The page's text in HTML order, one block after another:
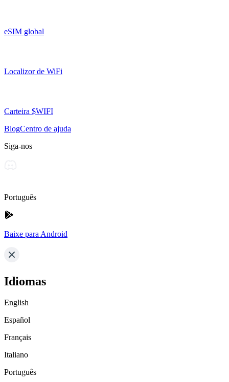
eSIM global
Localizor de WiFi
Carteira $WIFI
BlogCentro de ajuda
Siga-nos
Português
Baixe para Android
Idiomas
English
Español
Français
Italiano
Português